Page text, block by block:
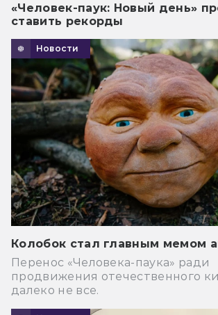
«Человек-паук: Новый день»
ставить рекорды
Новости
Колобок стал главным мемом
Перенос «Человека-паука» ради
продвижения отечественного
далеко не все.